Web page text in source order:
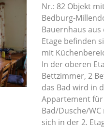
Nr.: 82 Objekt
Bedburg-
Bauernhaus
Etage befinden
mit
In der oberen
Bettzimmer, 2
das Bad wird in
Appartement
Bad/Dusche/
sich in der 2.